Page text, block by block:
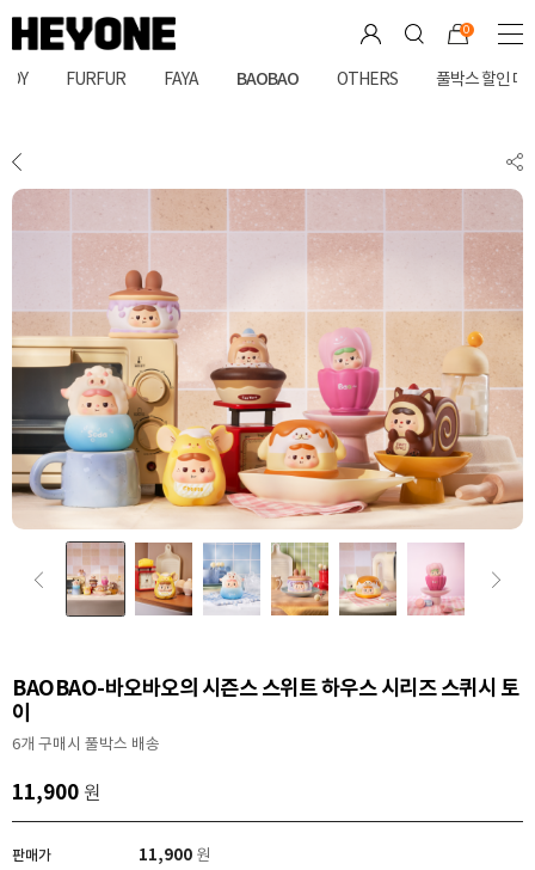
0
JOY FURFUR FAYA BAOBAO OTHERS 풀박스 할인 대
BAOBAO-바오바오의 시즌스 스위트 하우스 시리즈 스퀴시 토
이
6개 구매시 풀박스 배송
11,900 원
판매가 11,900 원
상품상세 상품문의(0)